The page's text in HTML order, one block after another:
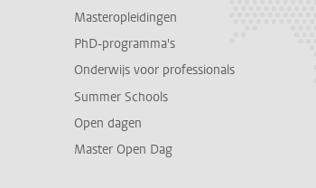
Masteropleidingen
PhD-programma's
Onderwijs voor professionals
Summer Schools
Open dagen
Master Open Dag